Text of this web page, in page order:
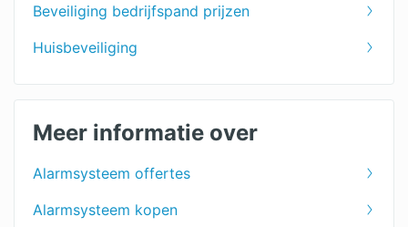
Beveiliging bedrijfspand prijzen
Huisbeveiliging
Meer informatie over
Alarmsysteem offertes
Alarmsysteem kopen